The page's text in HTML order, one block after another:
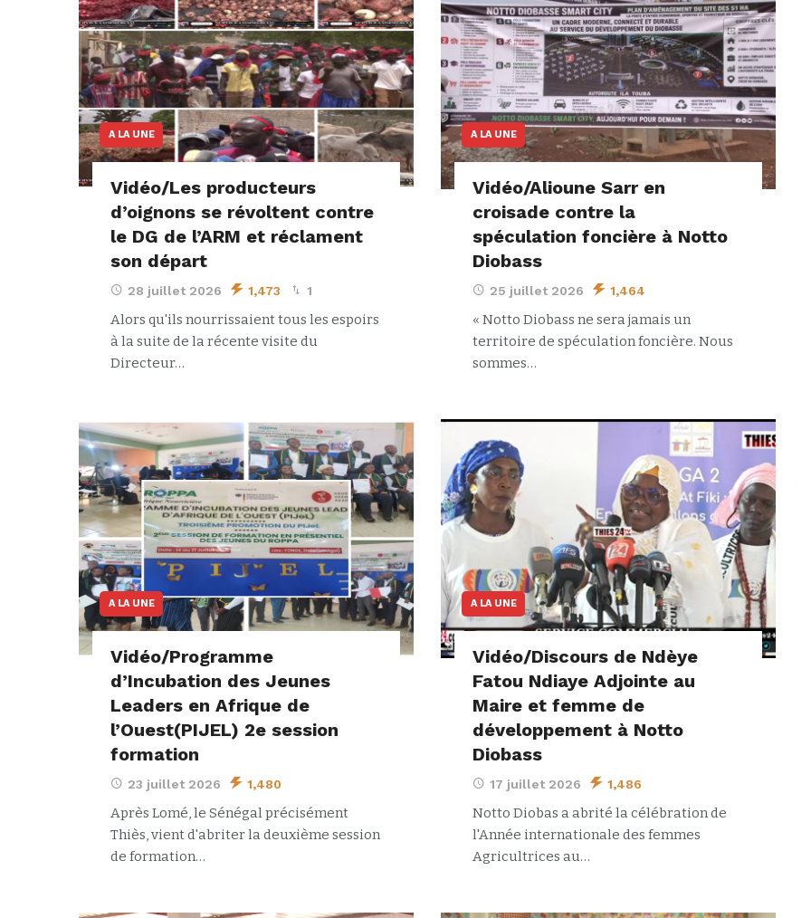
A LA UNE
Vidéo/Les producteurs
d’oignons se révoltent contre
le DG de l’ARM et réclament
son départ
28 juillet 2026 1,473 1
Alors qu'ils nourrissaient tous les espoirs
à la suite de la récente visite du
Directeur…
A LA UNE
Vidéo/Alioune Sarr en
croisade contre la
spéculation foncière à Notto
Diobass
25 juillet 2026 1,464
« Notto Diobass ne sera jamais un
territoire de spéculation foncière. Nous
sommes…
A LA UNE
Vidéo/Programme
d’Incubation des Jeunes
Leaders en Afrique de
l’Ouest(PIJEL) 2e session
formation
23 juillet 2026 1,480
Après Lomé, le Sénégal précisément
Thiès, vient d'abriter la deuxième session
de formation…
A LA UNE
Vidéo/Discours de Ndèye
Fatou Ndiaye Adjointe au
Maire et femme de
développement à Notto
Diobass
17 juillet 2026 1,486
Notto Diobas a abrité la célébration de
l'Année internationale des femmes
Agricultrices au…